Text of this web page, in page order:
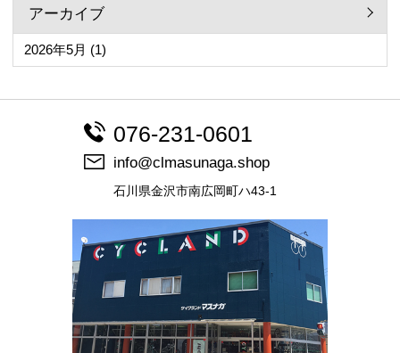
アーカイブ
2026年5月 (1)
076-231-0601
info@clmasunaga.shop
石川県金沢市南広岡町ハ43-1